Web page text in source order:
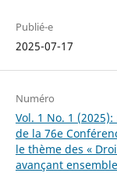
Publié-e
2025-07-17
Numéro
Vol. 1 No. 1
de la 76e
le thème des «
avançant